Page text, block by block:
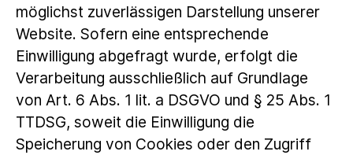
möglichst zuverlässigen Darstellung unserer
Website. Sofern eine entsprechende
Einwilligung abgefragt wurde, erfolgt die
Verarbeitung ausschließlich auf Grundlage
von Art. 6 Abs. 1 lit. a DSGVO und § 25 Abs. 1
TTDSG, soweit die Einwilligung die
Speicherung von Cookies oder den Zugriff